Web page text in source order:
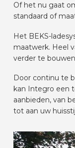
SECTOREN
AUTOMERKEN
CONTACT
Of het nu gaat
standaard of
Het BEKS-
maatwerk. Heel
verder te
Door continu te
kan Integro een
aanbieden, van
tot aan uw